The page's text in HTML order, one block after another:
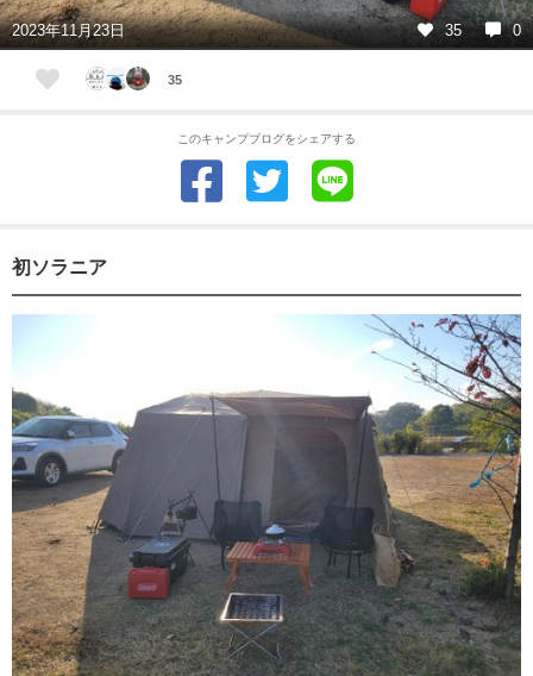
2023年11月23日 35 0
35
このキャンプブログをシェアする
初ソラニア